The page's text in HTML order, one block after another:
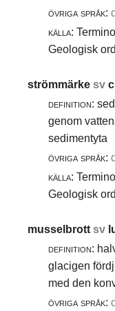
övriga språk:
källa:
Geologisk
strömmärkesv
definition:
genom
sedimentyta
övriga språk:
källa:
Geologisk
musselbrottsv
definition:
glacigen
med den
övriga språk: